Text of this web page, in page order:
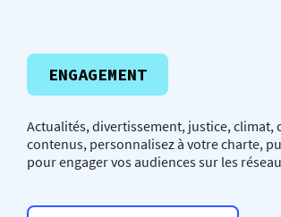
ENGAGEMENT
Actualités, divertissement, justice,
contenus, personnalisez à votre charte,
pour engager vos audiences sur les